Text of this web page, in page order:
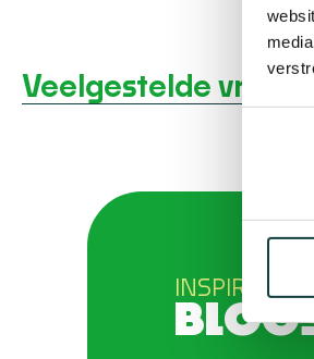
Veelgestelde vragen